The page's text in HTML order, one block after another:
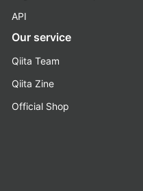
API
Our service
Qiita Team
Qiita Zine
Official Shop